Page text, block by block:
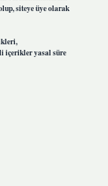
siteye üye olarak
içerikler yasal süre